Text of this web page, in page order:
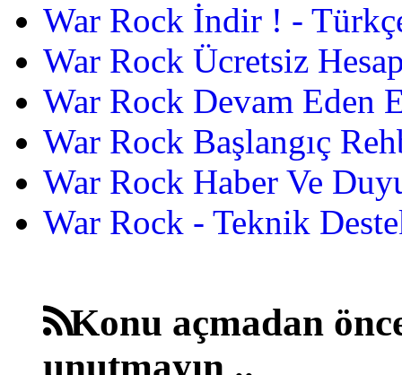
War Rock İndir ! -
War Rock Ücretsiz
War Rock Devam Eden
War Rock Başlangıç
War Rock Haber Ve
War Rock - Teknik
Konu açmadan